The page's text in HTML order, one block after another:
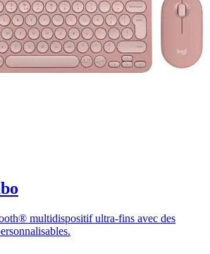
multidispositif ultra-fins avec des